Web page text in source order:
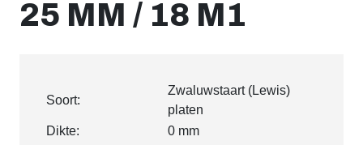
25 MM / 18 M1
Soort:
Zwaluwstaart (Lewis)
platen
Dikte:
0 mm